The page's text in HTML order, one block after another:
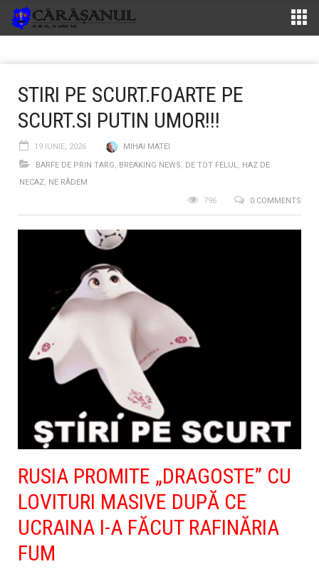
STIRI PE SCURT.FOARTE PE
SCURT.SI PUTIN UMOR!!!
19 IUNIE, 2026
MIHAI MATEI
BARFE DE PRIN TARG, BREAKING NEWS, DE TOT FELUL, HAZ DE
NECAZ, NE RÂDEM
0 COMMENTS
796
RUSIA PROMITE „DRAGOSTE” CU
LOVITURI MASIVE DUPĂ CE
UCRAINA I-A FĂCUT RAFINĂRIA
FUM